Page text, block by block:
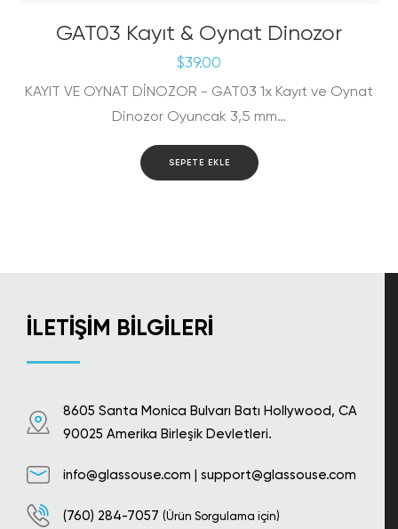
GAT03 Kayıt & Oynat Dinozor
$39.00
KAYIT VE OYNAT DİNOZOR - GAT03 1x Kayıt ve Oynat
Dinozor Oyuncak 3,5 mm…
SEPETE EKLE
İLETIŞIM BILGILERI
8605 Santa Monica Bulvarı Batı Hollywood, CA
90025 Amerika Birleşik Devletleri.
info@glassouse.com | support@glassouse.com
(760) 284-7057 (Ürün Sorgulama için)